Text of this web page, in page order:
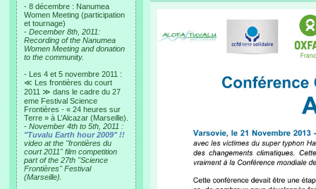
- 8 décembre : Nanumea
Women Meeting (participation
et tournage)
- December 8th, 2011:
Recording of the Nanumea
Women Meeting and donation
to the community.
- Les 4 et 5 novembre 2011 :
≪ Les frontières du court
2011 ≫ dans le cadre du 27
eme Festival Science
Frontières - « 24 heures sur
Terre » à L’Alcazar (Marseille).
- November 4th to 5th, 2011 :
"Tuvalu Earth hour 2009" !!
video at the "frontières du
court 2011" film competition
part of the 27th "Science
Frontières" Festival
(Marseille).